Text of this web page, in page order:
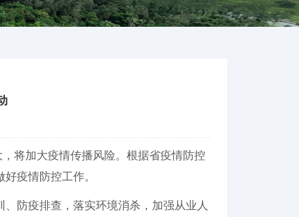
将加大疫情传播风险。根据省疫情防控
疫情防控工作。
防疫排查，落实环境消杀，加强从业人